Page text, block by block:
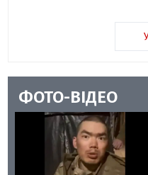
ФОТО-ВІДЕО